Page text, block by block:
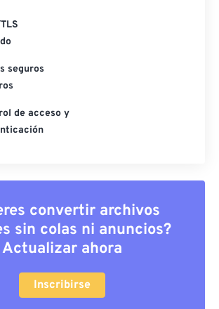
seguros
de acceso y
convertir archivos
sin colas ni anuncios?
Actualizar ahora
Inscribirse